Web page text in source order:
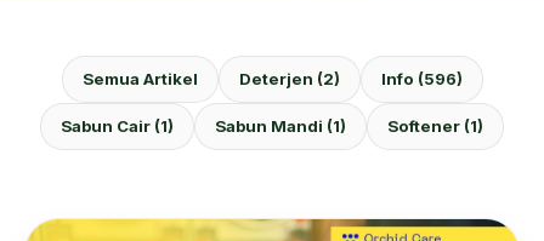
Semua Artikel Deterjen (2) Info (596)
Sabun Cair (1) Sabun Mandi (1) Softener (1)